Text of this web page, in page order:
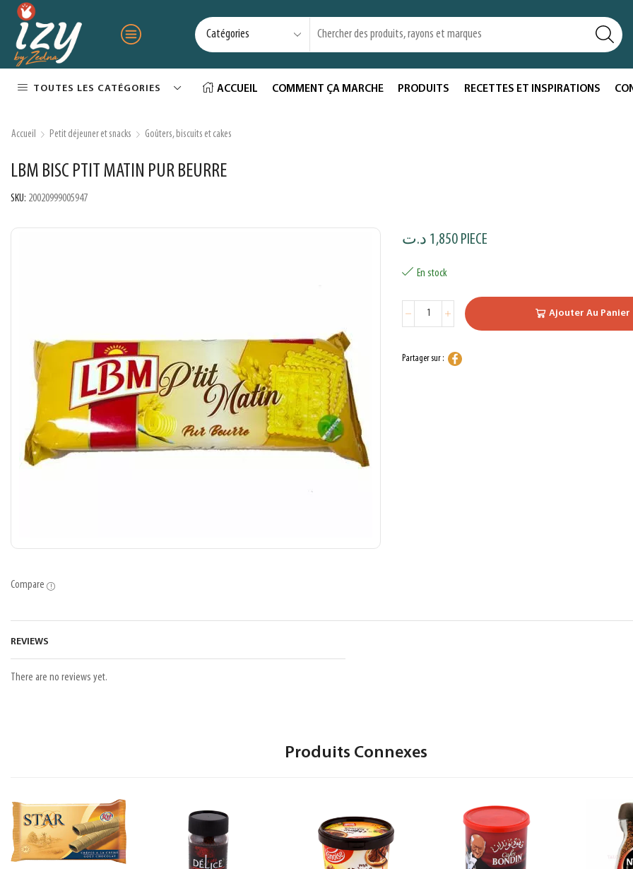
TOUTES LES CATÉGORIES ACCUEIL COMMENT ÇA MARCHE PRODUITS RECETTES ET INSPIRATIONS
Accueil Petit déjeuner et snacks Goûters, biscuits et cakes
LBM BISC PTIT MATIN PUR BEURRE
SKU: 20020999005947
Compare
1,850 د.ت PIECE
En stock
Ajouter Au Panier
Partager sur :
REVIEWS
There are no reviews yet.
Produits Connexes